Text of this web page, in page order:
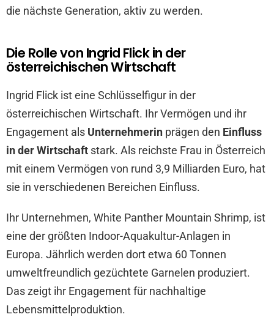
die nächste Generation, aktiv zu werden.
Die Rolle von Ingrid Flick in der
österreichischen Wirtschaft
Ingrid Flick ist eine Schlüsselfigur in der
österreichischen Wirtschaft. Ihr Vermögen und ihr
Engagement als Unternehmerin prägen den Einfluss
in der Wirtschaft stark. Als reichste Frau in Österreich
mit einem Vermögen von rund 3,9 Milliarden Euro, hat
sie in verschiedenen Bereichen Einfluss.
Ihr Unternehmen, White Panther Mountain Shrimp, ist
eine der größten Indoor-Aquakultur-Anlagen in
Europa. Jährlich werden dort etwa 60 Tonnen
umweltfreundlich gezüchtete Garnelen produziert.
Das zeigt ihr Engagement für nachhaltige
Lebensmittelproduktion.